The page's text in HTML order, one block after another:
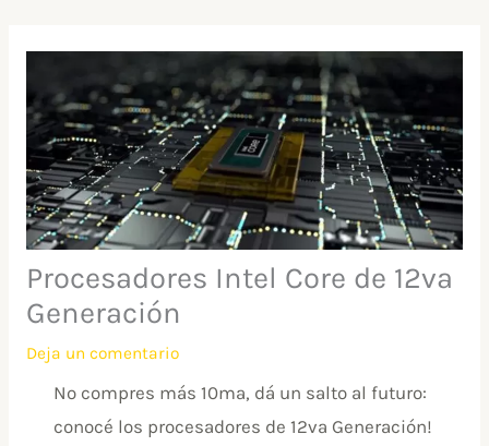
Procesadores Intel Core de 12va
Generación
Deja un comentario
No compres más 10ma, dá un salto al futuro:
conocé los procesadores de 12va Generación!